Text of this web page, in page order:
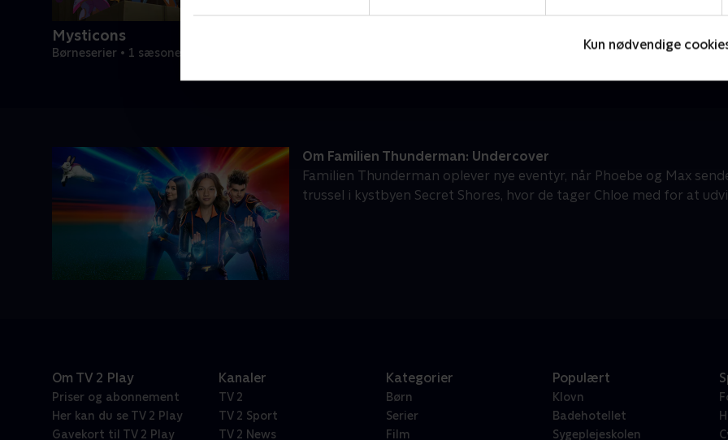
Kun nødvendige
Mysticons
Børneserier • 1 sæsoner
Om Familien Thunderman: Undercover
Familien Thunderman oplever nye eventyr, når Phoebe og Max
trussel i kystbyen Secret Shores, hvor de tager Chloe med for at
Om TV 2 Play
Priser og abonnement
Her kan du se TV 2 Play
Gavekort til TV 2 Play
Kanaler
TV 2
TV 2 Sport
TV 2 News
Kategorier
Børn
Serier
Film
Populært
Klovn
Badehotellet
Sygeplejeskolen